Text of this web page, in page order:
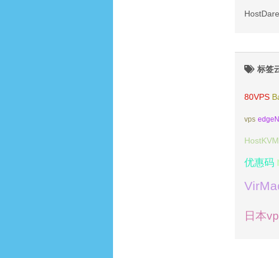
标签
80VPS
vps
优惠码
日本